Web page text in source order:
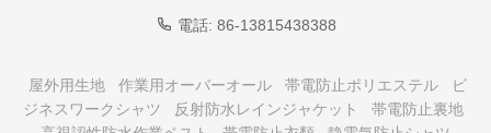
電話: 86-13815438388
屋外用生地 作業用オーバーオール 帯電防止ポリエステル
ビ
ジネスワークシャツ
反射防水レインジャケット
帯電防止裏地